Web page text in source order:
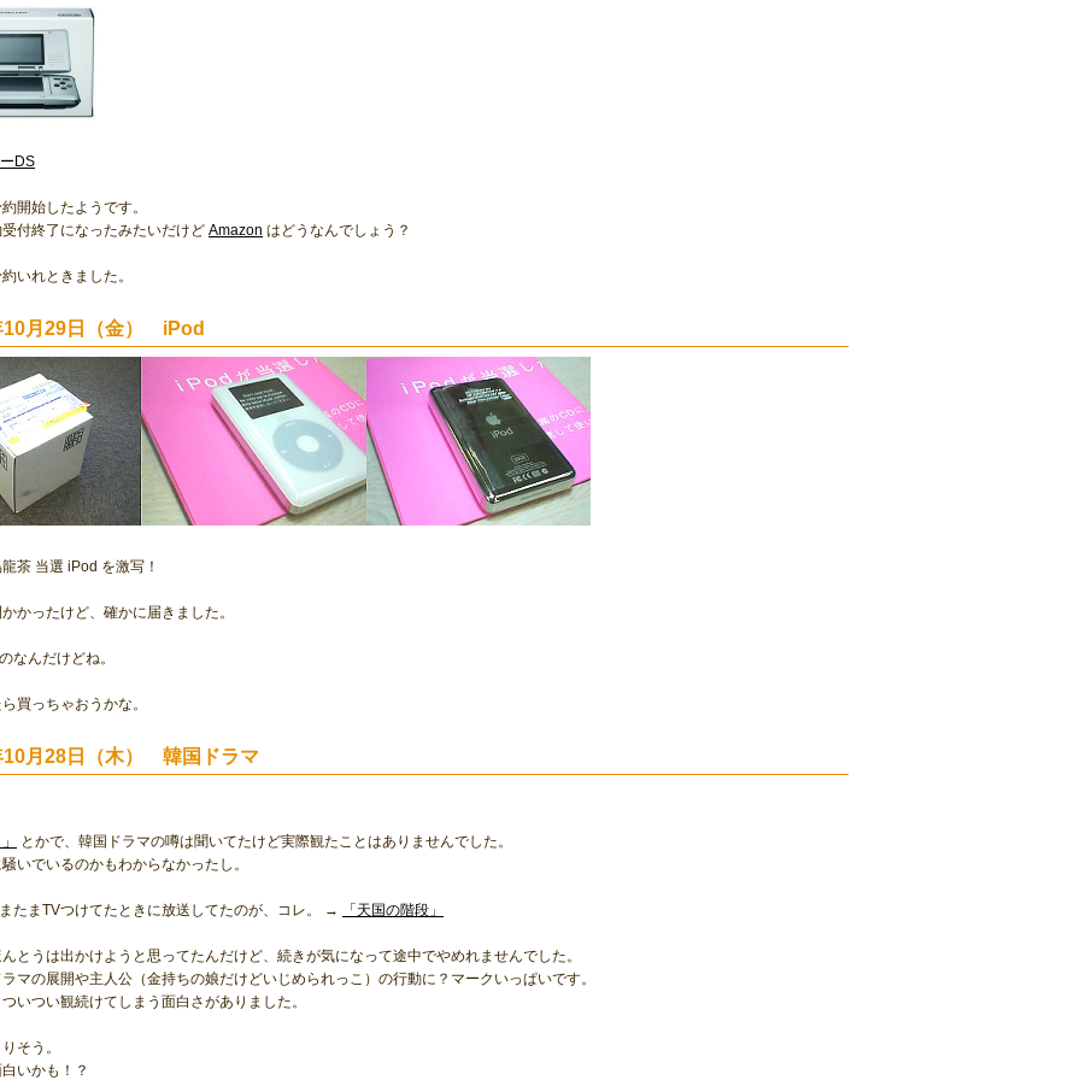
DS
開始したようです。
付終了になったみたいだけど Amazon はどうなんでしょう？
いれときました。
10月29日（金） iPod
茶 当選 iPod を激写！
かったけど、確かに届きました。
なんだけどね。
買っちゃおうかな。
10月28日（木） 韓国ドラマ
とかで、韓国ドラマの噂は聞いてたけど実際観たことはありませんでした。
いでいるのかもわからなかったし。
たまTVつけてたときに放送してたのが、コレ。 → 「天国の階段」
とうは出かけようと思ってたんだけど、続きが気になって途中でやめれませんでした。
マの展開や主人公（金持ちの娘だけどいじめられっこ）の行動に？マークいっぱいです。
いつい観続けてしまう面白さがありました。
そう。
いかも！？